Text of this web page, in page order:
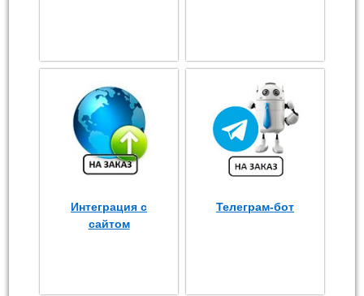
Интеграция с
сайтом
Телеграм-бот